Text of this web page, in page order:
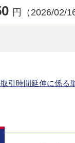
円（2026/02/16
引時間延伸に係る